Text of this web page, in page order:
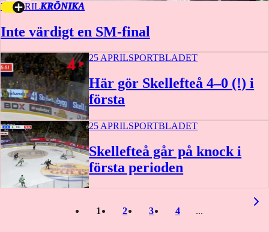
25 APRILKRÖNIKA
Inte värdigt en SM-final
0:31
25 APRILSPORTBLADET
Här gör Skellefteå 4–0 (!) i
första
25 APRILSPORTBLADET
Skellefteå går på knock i
första perioden
1 2 3 4